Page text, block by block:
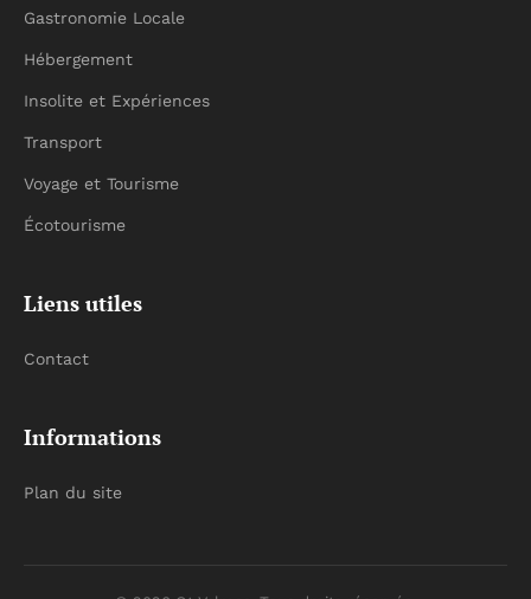
Gastronomie Locale
Hébergement
Insolite et Expériences
Transport
Voyage et Tourisme
Écotourisme
Liens utiles
Contact
Informations
Plan du site